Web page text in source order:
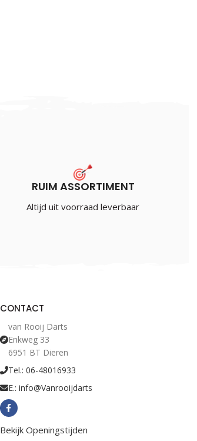
RUIM ASSORTIMENT
Altijd uit voorraad leverbaar
CONTACT
van Rooij Darts
Enkweg 33
6951 BT Dieren
Tel.: 06-48016933
E.: info@Vanrooijdarts
Bekijk Openingstijden